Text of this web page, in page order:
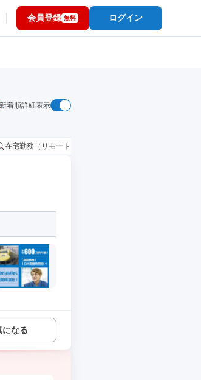
会員登録 無料 ログイン
新着順詳細表示
在宅勤務（リモートワーク）OK
になる